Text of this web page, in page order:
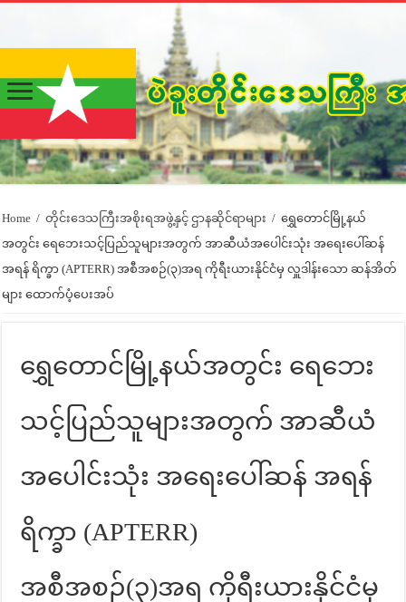
Home / တိုင်းဒေသကြီးအစိုးရအဖွဲ့နှင့် ဌာနဆိုင်ရာများ / ရွှေတောင်မြို့နယ်
အတွင်း ရေဘေးသင့်ပြည်သူများအတွက် အာဆီယံအပေါင်းသုံး အရေးပေါ်ဆန်
အရန် ရိက္ခာ (APTERR) အစီအစဉ်(၃)အရ ကိုရီးယားနိုင်ငံမှ လှူဒါန်းသော ဆန်အိတ်
များ ထောက်ပံ့ပေးအပ်
ရွှေတောင်မြို့နယ်အတွင်း ရေဘေး
သင့်ပြည်သူများအတွက် အာဆီယံ
အပေါင်းသုံး အရေးပေါ်ဆန် အရန်
ရိက္ခာ (APTERR)
အစီအစဉ်(၃)အရ ကိုရီးယားနိုင်ငံမှ